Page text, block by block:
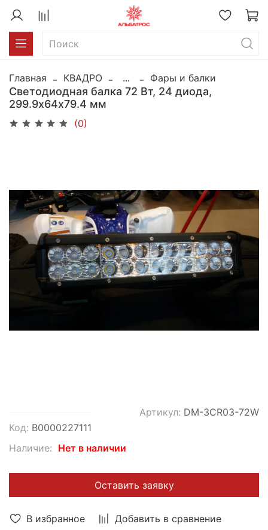
Главная КВАДРО ... Фары и балки
Светодиодная балка 72 Вт, 24 диода,
299.9х64х79.4 мм
(0)
В избранное Добавить в сравнение
Код: В0000227111
Артикул: DM-3CR03-72W
Наличие: Нет в наличии
Оставить заявку